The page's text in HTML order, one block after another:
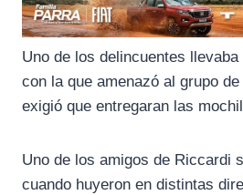
Uno de los delincuentes
con la que amenazó al grupo
exigió que entregaran las
Uno de los amigos de Riccardi
cuando huyeron en distintas